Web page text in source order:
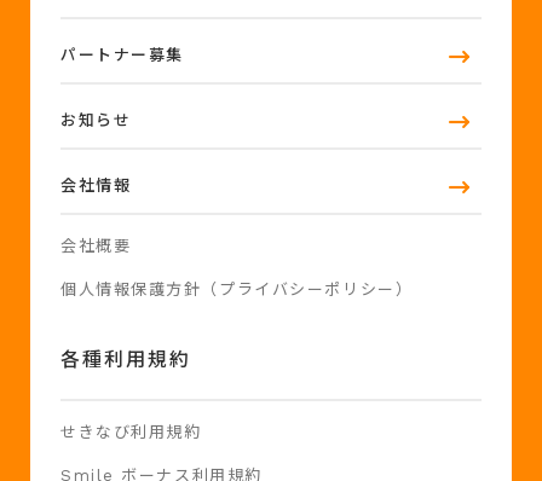
パートナー募集
お知らせ
会社情報
会社概要
個人情報保護方針（プライバシーポリシー）
各種利用規約
せきなび利用規約
Smile ボーナス利用規約